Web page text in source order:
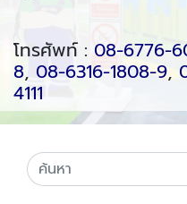
โทรศัพท์ : 08-6776-
8, 08-6316-1808-9,
4111